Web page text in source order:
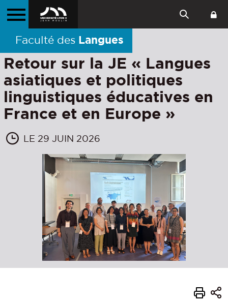
Faculté des Langues
Retour sur la JE « Langues
asiatiques et politiques
linguistiques éducatives en
France et en Europe »
LE 29 JUIN 2026